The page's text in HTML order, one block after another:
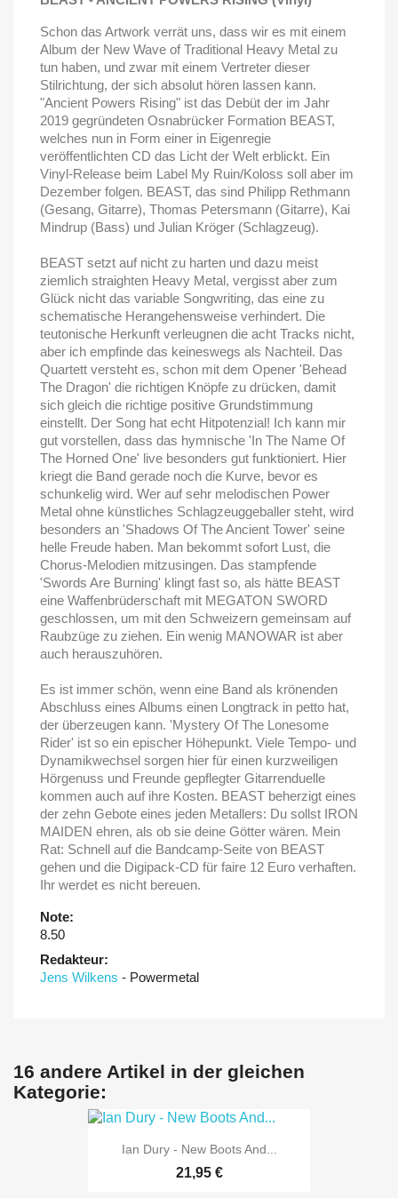
Schon das Artwork verrät uns, dass wir es mit einem
Album der New Wave of Traditional Heavy Metal zu
tun haben, und zwar mit einem Vertreter dieser
Stilrichtung, der sich absolut hören lassen kann.
"Ancient Powers Rising" ist das Debüt der im Jahr
2019 gegründeten Osnabrücker Formation BEAST,
welches nun in Form einer in Eigenregie
veröffentlichten CD das Licht der Welt erblickt. Ein
Vinyl-Release beim Label My Ruin/Koloss soll aber im
Dezember folgen. BEAST, das sind Philipp Rethmann
(Gesang, Gitarre), Thomas Petersmann (Gitarre), Kai
Mindrup (Bass) und Julian Kröger (Schlagzeug).
BEAST setzt auf nicht zu harten und dazu meist
ziemlich straighten Heavy Metal, vergisst aber zum
Glück nicht das variable Songwriting, das eine zu
schematische Herangehensweise verhindert. Die
teutonische Herkunft verleugnen die acht Tracks nicht,
aber ich empfinde das keineswegs als Nachteil. Das
Quartett versteht es, schon mit dem Opener 'Behead
The Dragon' die richtigen Knöpfe zu drücken, damit
sich gleich die richtige positive Grundstimmung
einstellt. Der Song hat echt Hitpotenzial! Ich kann mir
gut vorstellen, dass das hymnische 'In The Name Of
The Horned One' live besonders gut funktioniert. Hier
kriegt die Band gerade noch die Kurve, bevor es
schunkelig wird. Wer auf sehr melodischen Power
Metal ohne künstliches Schlagzeuggeballer steht, wird
besonders an 'Shadows Of The Ancient Tower' seine
helle Freude haben. Man bekommt sofort Lust, die
Chorus-Melodien mitzusingen. Das stampfende
'Swords Are Burning' klingt fast so, als hätte BEAST
eine Waffenbrüderschaft mit MEGATON SWORD
geschlossen, um mit den Schweizern gemeinsam auf
Raubzüge zu ziehen. Ein wenig MANOWAR ist aber
auch herauszuhören.
Es ist immer schön, wenn eine Band als krönenden
Abschluss eines Albums einen Longtrack in petto hat,
der überzeugen kann. 'Mystery Of The Lonesome
Rider' ist so ein epischer Höhepunkt. Viele Tempo- und
Dynamikwechsel sorgen hier für einen kurzweiligen
Hörgenuss und Freunde gepflegter Gitarrenduelle
kommen auch auf ihre Kosten. BEAST beherzigt eines
der zehn Gebote eines jeden Metallers: Du sollst IRON
MAIDEN ehren, als ob sie deine Götter wären. Mein
Rat: Schnell auf die Bandcamp-Seite von BEAST
gehen und die Digipack-CD für faire 12 Euro verhaften.
Ihr werdet es nicht bereuen.
Note:
8.50
Redakteur:
Jens Wilkens - Powermetal
16 andere Artikel in der gleichen
Kategorie:
Ian Dury - New Boots And...
21,95 €